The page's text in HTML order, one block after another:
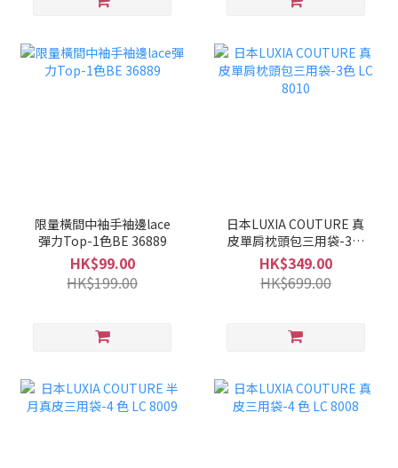
限量橫間中袖手袖邊lace
彈力Top-1色BE 36889
HK$99.00
HK$199.00
日本LUXIA COUTURE 真
皮單肩枕頭包三用袋-3色
LC 8010
HK$349.00
HK$699.00